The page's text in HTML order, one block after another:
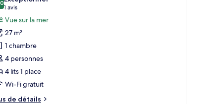
:
sur 10
1 avis
(1 avis)
Vue sur la mer
27 m²
1 chambre
4 personnes
4 lits 1 place
Wi-Fi gratuit
de détails